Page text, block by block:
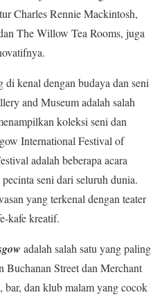
Charles Rennie Mackintosh,
The Willow Tea Rooms, juga
di kenal dengan budaya dan seni
and Museum adalah salah
koleksi seni dan
International Festival of
adalah beberapa acara
seni dari seluruh dunia.
yang terkenal dengan teater
kafe kreatif.
adalah salah satu yang paling
Street dan Merchant
dan klub malam yang cocok